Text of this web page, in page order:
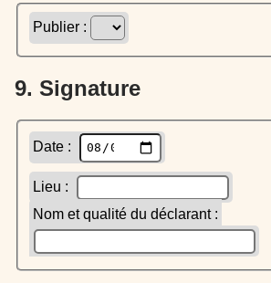
Publier :
9. Signature
Date :
Lieu :
Nom et qualité du déclarant :